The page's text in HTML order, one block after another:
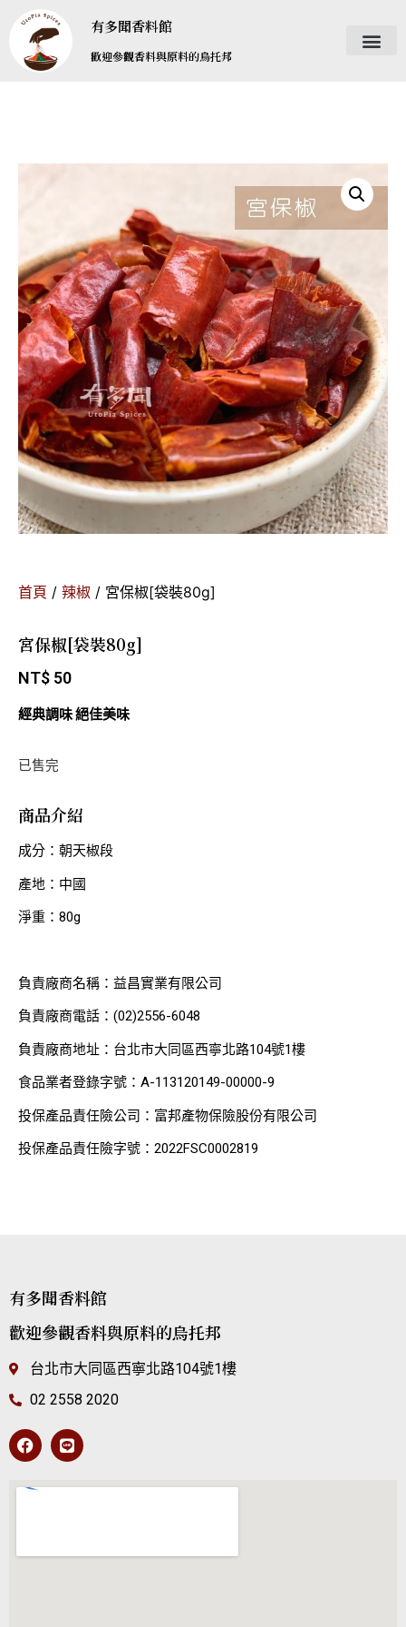
有多聞香料館
歡迎參觀香料與原料的烏托邦
首頁 / 辣椒 / 宮保椒[袋裝80g]
宮保椒[袋裝80g]
NT$ 50
經典調味 絕佳美味
已售完
商品介紹
成分：朝天椒段
產地：中國
淨重：80g
負責廠商名稱：益昌實業有限公司
負責廠商電話：(02)2556-6048
負責廠商地址：台北市大同區西寧北路104號1樓
食品業者登錄字號：A-113120149-00000-9
投保產品責任險公司：富邦產物保險股份有限公司
投保產品責任險字號：2022FSC0002819
有多聞香料館
歡迎參觀香料與原料的烏托邦
台北市大同區西寧北路104號1樓
02 2558 2020